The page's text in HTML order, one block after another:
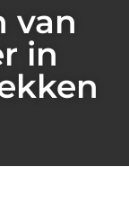
van
in